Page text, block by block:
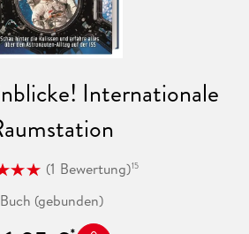
Internationale
(1 Bewertung)15
Buch (gebunden)